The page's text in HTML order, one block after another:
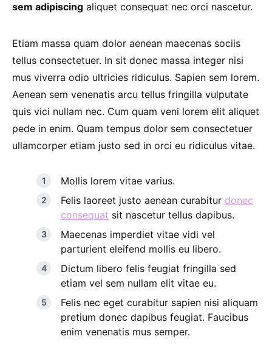
sem adipiscing aliquet consequat nec orci nascetur.
Etiam massa quam dolor aenean maecenas sociis
tellus consectetuer. In sit donec massa integer nisi
mus viverra odio ultricies ridiculus. Sapien sem lorem.
Aenean sem venenatis arcu tellus fringilla vulputate
quis vici nullam nec. Cum quam veni lorem elit aliquet
pede in enim. Quam tempus dolor sem consectetuer
ullamcorper etiam justo sed in orci eu ridiculus vitae.
Mollis lorem vitae varius.
Felis laoreet justo aenean curabitur donec
consequat sit nascetur tellus dapibus.
Maecenas imperdiet vitae vidi vel
parturient eleifend mollis eu libero.
Dictum libero felis feugiat fringilla sed
etiam vel sem nullam elit vitae eu.
Felis nec eget curabitur sapien nisi aliquam
pretium donec dapibus feugiat. Faucibus
enim venenatis mus semper.